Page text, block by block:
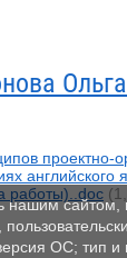
проектно-
английского
работы)..doc
нашим сайтом,
ОС; тип и